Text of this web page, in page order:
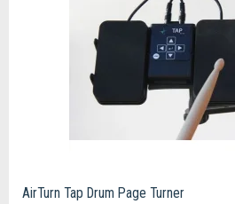
AirTurn Tap Drum Page Turner